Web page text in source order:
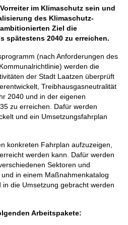
im Klimaschutz sein und
des Klimaschutz-
Ziel die
spätestens 2040 zu erreichen.
(nach Anforderungen des
werden die
der Stadt Laatzen überprüft
Treibhausgasneutralität
2040 und in der eigenen
zu erreichen. Dafür werden
und ein Umsetzungsfahrplan
konkreten Fahrplan aufzuzeigen,
werden kann. Dafür werden
Sektoren und
in einem Maßnahmenkatalog
die Umsetzung gebracht werden
Arbeitspakete: